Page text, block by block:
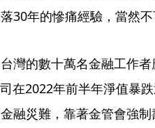
30年的慘痛經驗，當然不
灣的數十萬名金融工作
在2022年前半年淨值暴
融災難，靠著金管會強